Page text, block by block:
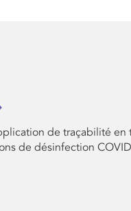
de traçabilité en
de désinfection